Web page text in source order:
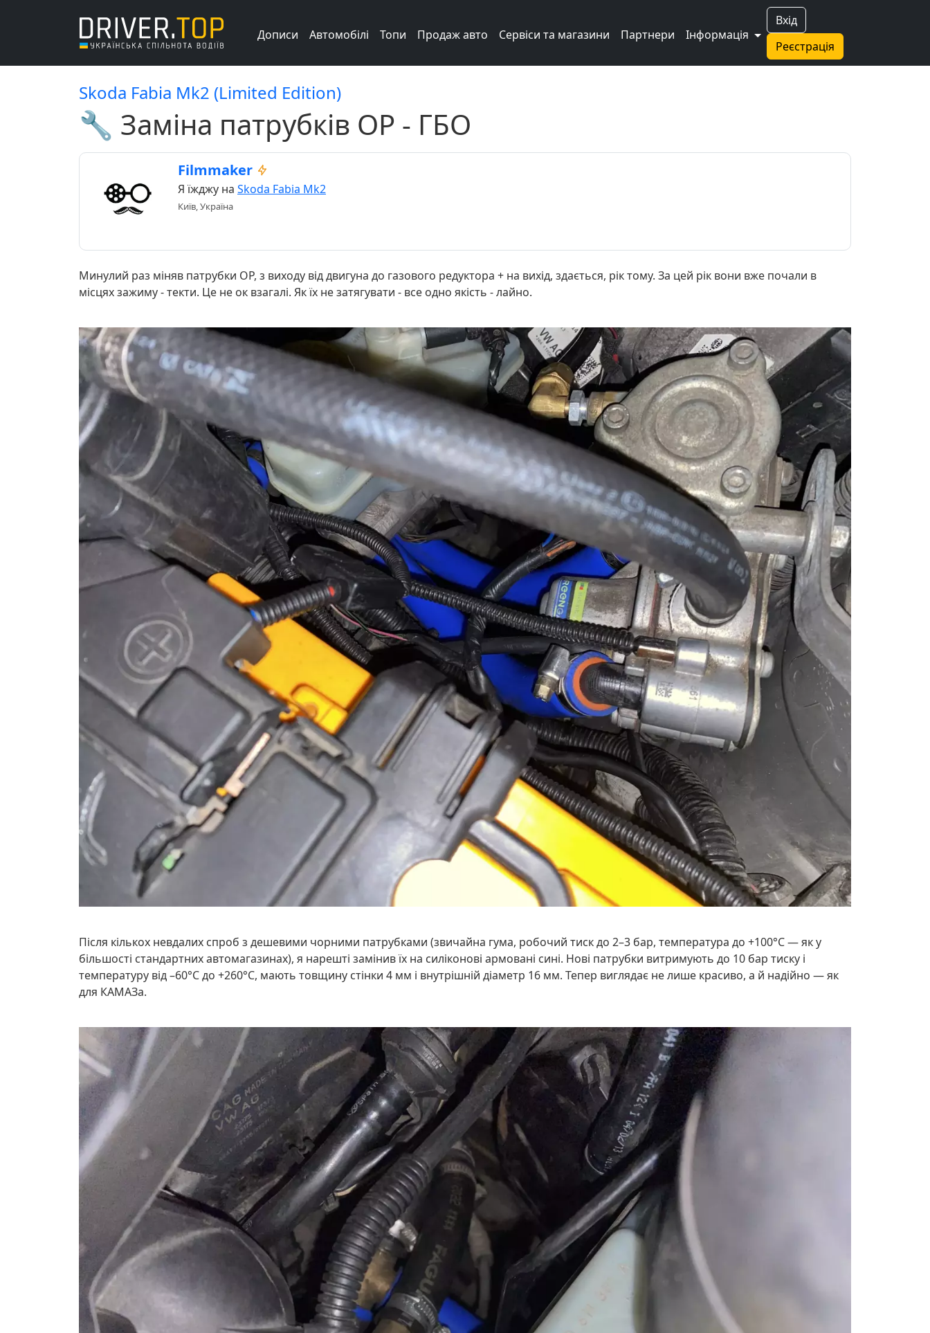
Вхід
Реєстрація
Дописи Автомобілі Топи Продаж авто Сервіси та магазини Партнери Інформація
Skoda Fabia Mk2 (Limited Edition)
🔧 Заміна патрубків ОР - ГБО
Filmmaker
Я їжджу на Skoda Fabia Mk2
Київ, Україна
Минулий раз міняв патрубки ОР, з виходу від двигуна до газового редуктора + на вихід, здається, рік тому. За цей рік вони вже почали в
місцях зажиму - текти. Це не ок взагалі. Як їх не затягувати - все одно якість - лайно.
Після кількох невдалих спроб з дешевими чорними патрубками (звичайна гума, робочий тиск до 2–3 бар, температура до +100°C — як у
більшості стандартних автомагазинах), я нарешті замінив їх на силіконові армовані сині. Нові патрубки витримують до 10 бар тиску і
температуру від –60°C до +260°C, мають товщину стінки 4 мм і внутрішній діаметр 16 мм. Тепер виглядає не лише красиво, а й надійно — як
для КАМАЗа.